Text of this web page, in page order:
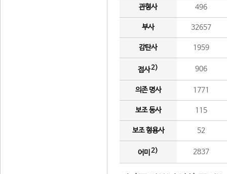
관형사 496
부사 32657
감탄사 1959
접사2) 906
의존 명사 1771
보조 동사 115
보조 형용사 52
어미 2) 2837